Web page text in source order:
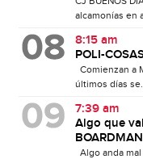
alcamonías en
8:15 am
POLI-
Comienzan a
últimos días
7:39 am
Algo que
BOARDMAN
Algo anda